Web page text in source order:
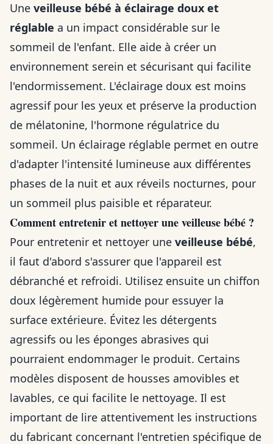
Une veilleuse bébé à éclairage doux et
réglable a un impact considérable sur le
sommeil de l'enfant. Elle aide à créer un
environnement serein et sécurisant qui facilite
l'endormissement. L'éclairage doux est moins
agressif pour les yeux et préserve la production
de mélatonine, l'hormone régulatrice du
sommeil. Un éclairage réglable permet en outre
d'adapter l'intensité lumineuse aux différentes
phases de la nuit et aux réveils nocturnes, pour
un sommeil plus paisible et réparateur.
Comment entretenir et nettoyer une veilleuse bébé ?
Pour entretenir et nettoyer une veilleuse bébé,
il faut d'abord s'assurer que l'appareil est
débranché et refroidi. Utilisez ensuite un chiffon
doux légèrement humide pour essuyer la
surface extérieure. Évitez les détergents
agressifs ou les éponges abrasives qui
pourraient endommager le produit. Certains
modèles disposent de housses amovibles et
lavables, ce qui facilite le nettoyage. Il est
important de lire attentivement les instructions
du fabricant concernant l'entretien spécifique de